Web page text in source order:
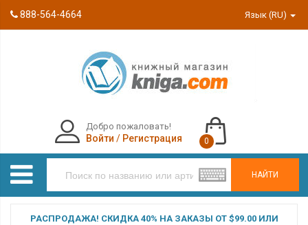
888-564-4664 Язык (RU)
НАЙТИ
Добро пожаловать!
Войти / Регистрация 0
РАСПРОДАЖА! СКИДКА 40% НА ЗАКАЗЫ ОТ $99.00 ИЛИ